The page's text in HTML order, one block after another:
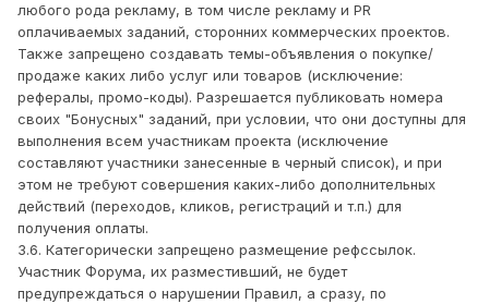
любого рода рекламу, в том числе рекламу и PR
оплачиваемых заданий, сторонних коммерческих проектов.
Также запрещено создавать темы-объявления о покупке/
продаже каких либо услуг или товаров (исключение:
рефералы, промо-коды). Разрешается публиковать номера
своих "Бонусных" заданий, при условии, что они доступны для
выполнения всем участникам проекта (исключение
составляют участники занесенные в черный список), и при
этом не требуют совершения каких-либо дополнительных
действий (переходов, кликов, регистраций и т.п.) для
получения оплаты.
3.6. Категорически запрещено размещение рефссылок.
Участник Форума, их разместивший, не будет
предупреждаться о нарушении Правил, а сразу, по